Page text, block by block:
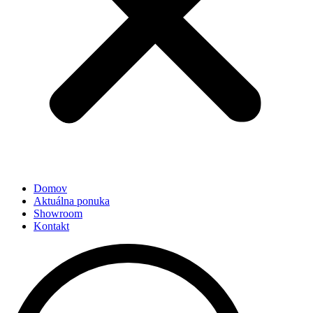
Domov
Aktuálna ponuka
Showroom
Kontakt